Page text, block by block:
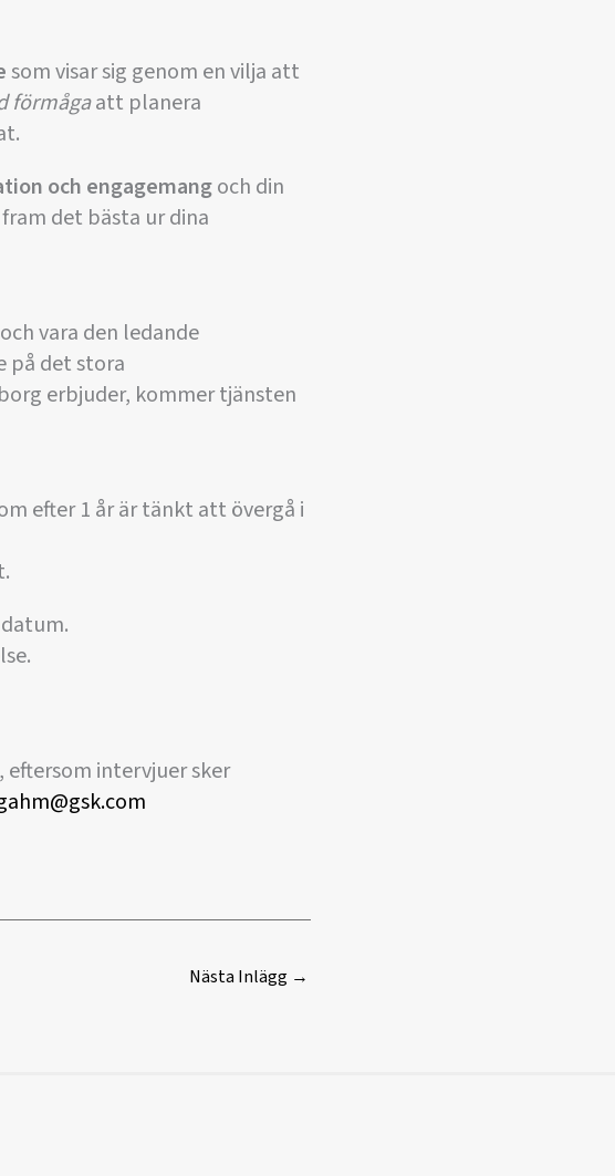
som visar sig genom en vilja att
förmågaatt planera
och engagemangoch din
det bästa ur dina
vara den ledande
på det stora
erbjuder, kommer tjänsten
efter 1 år är tänkt att övergå i
eftersom intervjuer sker
Nästa Inlägg →